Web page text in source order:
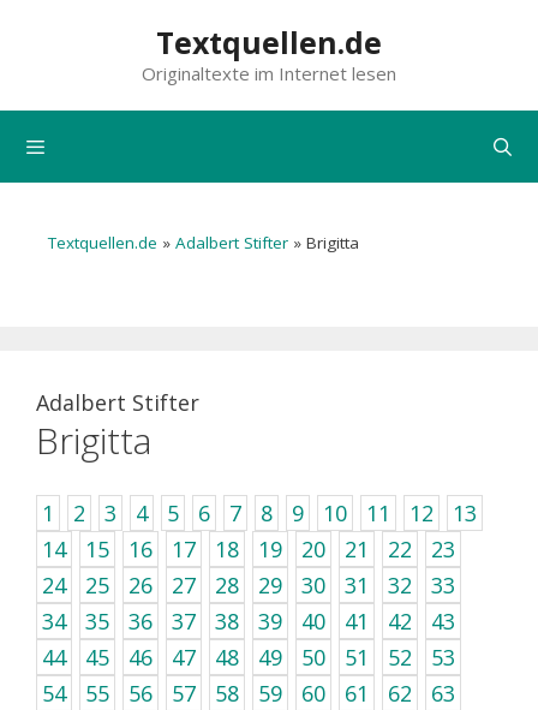
Textquellen.de
Originaltexte im Internet lesen
Textquellen.de » Adalbert Stifter » Brigitta
Adalbert Stifter
Brigitta
1 2 3 4 5 6 7 8 9 10 11 12
13
14
15 16 17 18 19 20 21 22
23
24
25 26 27 28 29 30 31 32
33
34
35 36 37 38 39 40 41 42
43
44
45 46 47 48 49 50 51 52
53
54
55 56 57 58 59 60 61 62
63